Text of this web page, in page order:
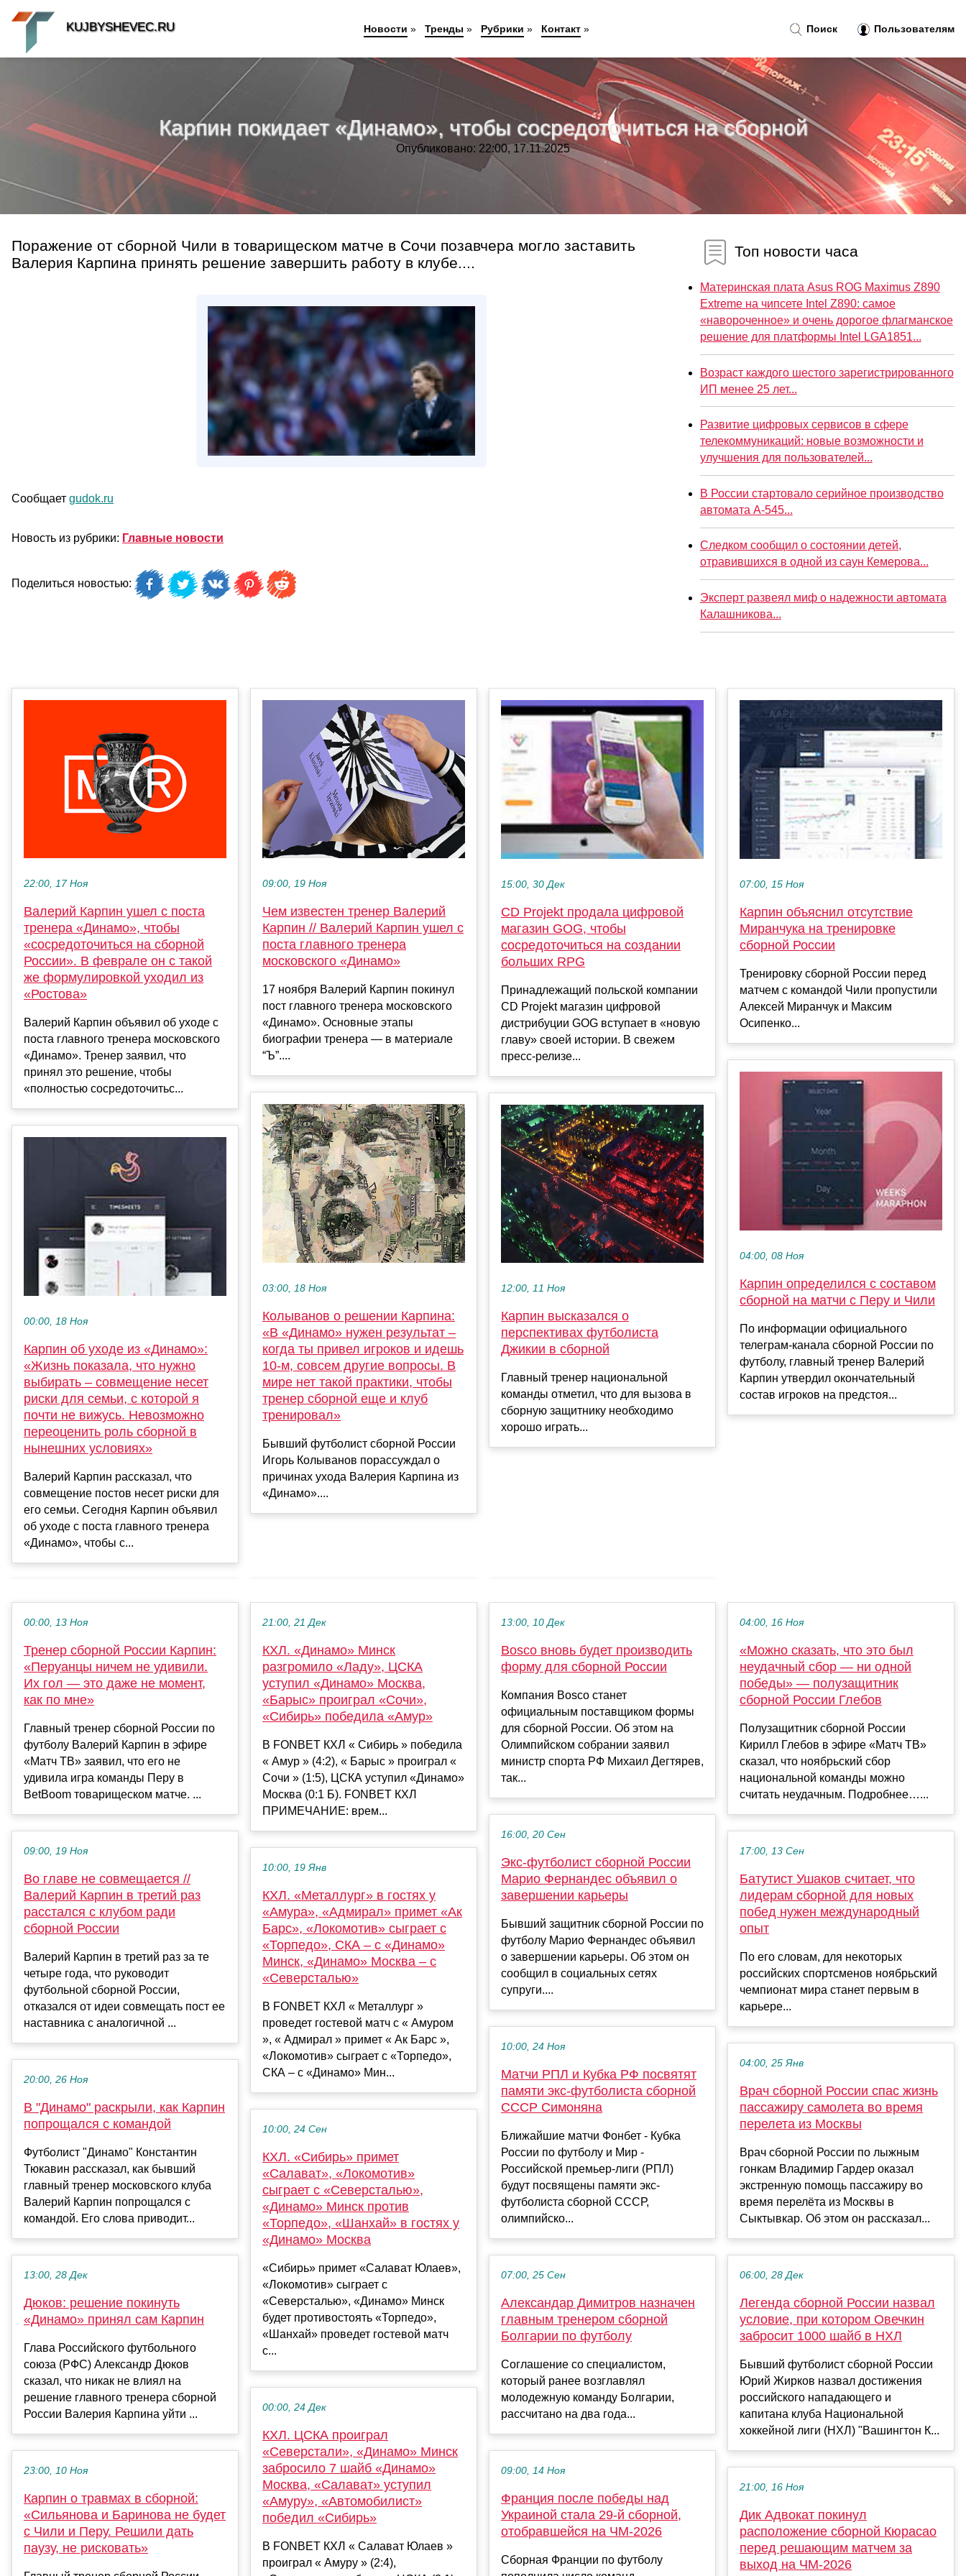
Карпин покидает «Динамо», чтобы сосредоточиться на сборной
Опубликовано: 22:00, 17.11.2025
Поражение от сборной Чили в товарищеском матче в Сочи позавчера могло заставить
Валерия Карпина принять решение завершить работу в клубе....
Сообщает gudok.ru
Новость из рубрики: Главные новости
Поделиться новостью:
Топ новости часа
Материнская плата Asus ROG Maximus Z890
Extreme на чипсете Intel Z890: самое
«навороченное» и очень дорогое флагманское
решение для платформы Intel LGA1851...
Возраст каждого шестого зарегистрированного
ИП менее 25 лет...
Развитие цифровых сервисов в сфере
телекоммуникаций: новые возможности и
улучшения для пользователей...
В России стартовало серийное производство
автомата А-545...
Следком сообщил о состоянии детей,
отравившихся в одной из саун Кемерова...
Эксперт развеял миф о надежности автомата
Калашникова...
22:00, 17 Ноя
Валерий Карпин ушел с поста
тренера «Динамо», чтобы
«сосредоточиться на сборной
России». В феврале он с такой
же формулировкой уходил из
«Ростова»
Валерий Карпин объявил об уходе с
поста главного тренера московского
«Динамо». Тренер заявил, что
принял это решение, чтобы
«полностью сосредоточитьс...
00:00, 18 Ноя
Карпин об уходе из «Динамо»:
«Жизнь показала, что нужно
выбирать – совмещение несет
риски для семьи, с которой я
почти не вижусь. Невозможно
переоценить роль сборной в
нынешних условиях»
Валерий Карпин рассказал, что
совмещение постов несет риски для
его семьи. Сегодня Карпин объявил
об уходе с поста главного тренера
«Динамо», чтобы с...
09:00, 19 Ноя
Чем известен тренер Валерий
Карпин // Валерий Карпин ушел с
поста главного тренера
московского «Динамо»
17 ноября Валерий Карпин покинул
пост главного тренера московского
«Динамо». Основные этапы
биографии тренера — в материале
“Ъ”....
03:00, 18 Ноя
Колыванов о решении Карпина:
«В «Динамо» нужен результат –
когда ты привел игроков и идешь
10-м, совсем другие вопросы. В
мире нет такой практики, чтобы
тренер сборной еще и клуб
тренировал»
Бывший футболист сборной России
Игорь Колыванов порассуждал о
причинах ухода Валерия Карпина из
«Динамо»....
15:00, 30 Дек
CD Projekt продала цифровой
магазин GOG, чтобы
сосредоточиться на создании
больших RPG
Принадлежащий польской компании
CD Projekt магазин цифровой
дистрибуции GOG вступает в «новую
главу» своей истории. В свежем
пресс-релизе...
12:00, 11 Ноя
Карпин высказался о
перспективах футболиста
Джикии в сборной
Главный тренер национальной
команды отметил, что для вызова в
сборную защитнику необходимо
хорошо играть...
07:00, 15 Ноя
Карпин объяснил отсутствие
Миранчука на тренировке
сборной России
Тренировку сборной России перед
матчем с командой Чили пропустили
Алексей Миранчук и Максим
Осипенко...
04:00, 08 Ноя
Карпин определился с составом
сборной на матчи с Перу и Чили
По информации официального
телеграм-канала сборной России по
футболу, главный тренер Валерий
Карпин утвердил окончательный
состав игроков на предстоя...
00:00, 13 Ноя
Тренер сборной России Карпин:
«Перуанцы ничем не удивили.
Их гол — это даже не момент,
как по мне»
Главный тренер сборной России по
футболу Валерий Карпин в эфире
«Матч ТВ» заявил, что его не
удивила игра команды Перу в
BetBoom товарищеском матче. ...
09:00, 19 Ноя
Во главе не совмещается //
Валерий Карпин в третий раз
расстался с клубом ради
сборной России
Валерий Карпин в третий раз за те
четыре года, что руководит
футбольной сборной России,
отказался от идеи совмещать пост ее
наставника с аналогичной ...
20:00, 26 Ноя
В "Динамо" раскрыли, как Карпин
попрощался с командой
Футболист "Динамо" Константин
Тюкавин рассказал, как бывший
главный тренер московского клуба
Валерий Карпин попрощался с
командой. Его слова приводит...
13:00, 28 Дек
Дюков: решение покинуть
«Динамо» принял сам Карпин
Глава Российского футбольного
союза (РФС) Александр Дюков
сказал, что никак не влиял на
решение главного тренера сборной
России Валерия Карпина уйти ...
23:00, 10 Ноя
Карпин о травмах в сборной:
«Сильянова и Баринова не будет
с Чили и Перу. Решили дать
паузу, не рисковать»
21:00, 21 Дек
КХЛ. «Динамо» Минск
разгромило «Ладу», ЦСКА
уступил «Динамо» Москва,
«Барыс» проиграл «Сочи»,
«Сибирь» победила «Амур»
В FONBET КХЛ « Сибирь » победила
« Амур » (4:2), « Барыс » проиграл «
Сочи » (1:5), ЦСКА уступил «Динамо»
Москва (0:1 Б). FONBET КХЛ
ПРИМЕЧАНИЕ: врем...
10:00, 19 Янв
КХЛ. «Металлург» в гостях у
«Амура», «Адмирал» примет «Ак
Барс», «Локомотив» сыграет с
«Торпедо», СКА – с «Динамо»
Минск, «Динамо» Москва – с
«Северсталью»
В FONBET КХЛ « Металлург »
проведет гостевой матч с « Амуром
», « Адмирал » примет « Ак Барс »,
«Локомотив» сыграет с «Торпедо»,
СКА – с «Динамо» Мин...
10:00, 24 Сен
КХЛ. «Сибирь» примет
«Салават», «Локомотив»
сыграет с «Северсталью»,
«Динамо» Минск против
«Торпедо», «Шанхай» в гостях у
«Динамо» Москва
«Сибирь» примет «Салават Юлаев»,
«Локомотив» сыграет с
«Северсталью», «Динамо» Минск
будет противостоять «Торпедо»,
«Шанхай» проведет гостевой матч
с...
00:00, 24 Дек
КХЛ. ЦСКА проиграл
«Северстали», «Динамо» Минск
забросило 7 шайб «Динамо»
Москва, «Салават» уступил
«Амуру», «Автомобилист»
победил «Сибирь»
В FONBET КХЛ « Салават Юлаев »
проиграл « Амуру » (2:4),
13:00, 10 Дек
Bosco вновь будет производить
форму для сборной России
Компания Bosco станет
официальным поставщиком формы
для сборной России. Об этом на
Олимпийском собрании заявил
министр спорта РФ Михаил Дегтярев,
так...
16:00, 20 Сен
Экс-футболист сборной России
Марио Фернандес объявил о
завершении карьеры
Бывший защитник сборной России по
футболу Марио Фернандес объявил
о завершении карьеры. Об этом он
сообщил в социальных сетях
супруги....
10:00, 24 Ноя
Матчи РПЛ и Кубка РФ посвятят
памяти экс-футболиста сборной
СССР Симоняна
Ближайшие матчи Фонбет - Кубка
России по футболу и Мир -
Российской премьер-лиги (РПЛ)
будут посвящены памяти экс-
футболиста сборной СССР,
олимпийско...
07:00, 25 Сен
Александар Димитров назначен
главным тренером сборной
Болгарии по футболу
Соглашение со специалистом,
который ранее возглавлял
молодежную команду Болгарии,
рассчитано на два года...
09:00, 14 Ноя
Франция после победы над
Украиной стала 29‑й сборной,
отобравшейся на ЧМ‑2026
Сборная Франции по футболу
04:00, 16 Ноя
«Можно сказать, что это был
неудачный сбор — ни одной
победы» — полузащитник
сборной России Глебов
Полузащитник сборной России
Кирилл Глебов в эфире «Матч ТВ»
сказал, что ноябрьский сбор
национальной команды можно
считать неудачным. Подробнее…...
17:00, 13 Сен
Батутист Ушаков считает, что
лидерам сборной для новых
побед нужен международный
опыт
По его словам, для некоторых
российских спортсменов ноябрьский
чемпионат мира станет первым в
карьере...
04:00, 25 Янв
Врач сборной России спас жизнь
пассажиру самолета во время
перелета из Москвы
Врач сборной России по лыжным
гонкам Владимир Гардер оказал
экстренную помощь пассажиру во
время перелёта из Москвы в
Сыктывкар. Об этом он рассказал...
06:00, 28 Дек
Легенда сборной России назвал
условие, при котором Овечкин
забросит 1000 шайб в НХЛ
Бывший футболист сборной России
Юрий Жирков назвал достижения
российского нападающего и
капитана клуба Национальной
хоккейной лиги (НХЛ) "Вашингтон К...
21:00, 16 Ноя
Дик Адвокат покинул
расположение сборной Кюрасао
перед решающим матчем за
выход на ЧМ‑2026
Поиск Пользователям
KUJBYSHEVEC.RU Новости » Тренды » Рубрики » Контакт»